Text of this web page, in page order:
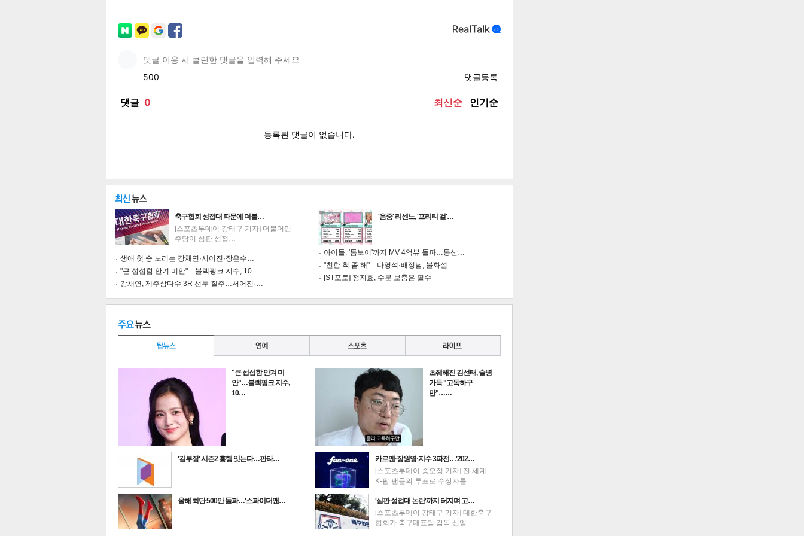
트위 카카 인쇄 목록
최신뉴스
축구협회 성접대 파문에 더불…
[스포츠투데이 강태구 기자] 더불어민
주당이 심판 성접…
생애 첫 승 노리는 강채연·서어진·장은수…
"큰 섭섭함 안겨 미안"…블랙핑크 지수, 10…
강채연, 제주삼다수 3R 선두 질주…서어진·…
'음중' 리센느, '프리티 걸'…
아이들, '톰보이'까지 MV 4억뷰 돌파…통산…
"친한 척 좀 해"…나영석·배정남, 불화설 …
[ST포토] 정지효, 수분 보충은 필수
"큰 섭섭함 안겨 미
안"…블랙핑크 지수,
10…
'김부장' 시즌2 흥행 잇는다…판타…
올해 최단 500만 돌파…'스파이더맨…
초췌해진 김선태, 술병
가득 "고독하구
만"……
카르멘·장원영·지수 3파전…'202…
[스포츠투데이 송오정 기자] 전 세계
K-팝 팬들의 투표로 수상자를…
'심판 성접대 논란'까지 터지며 고…
[스포츠투데이 강태구 기자] 대한축구
협회가 축구대표팀 감독 선임…